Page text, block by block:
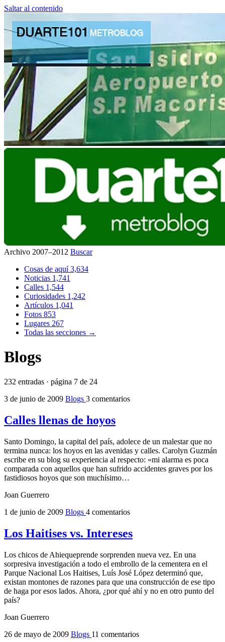
Saltar al contenido
Archivo 2007–2012 Buscar
Cosas de aquí3,634
Noticias 1,741
Calles 1,544
Curiosidades 1,242
Artículos 1,041
Fotos 853
Lugares 267
Todas las secciones →
Blogs
232 entradas · página 7 de 24
3 de junio de 2009 Blogs 3 comentarios
Calles llenas de hoyos
Santo Domingo, la capital del país, adolece de un malestar que no
termina nunca: los hoyos en las avenidas y calles. Carolyn Guzmán
escribe en su blog su experiencia al respecto: «mi alarma es poca
comparada con aquellos que han sufrido accidentes graves por los
fastidiosos hoyos que son muchísimo…
Joan Guerrero
1 de junio de 2009 Blogs 4 comentarios
Los Haitises vs. Intereses
Los chicos de Ahiequeprende sorprenden nueva vez. En una
sorpresiva investigación a todo el embrollo de la cementera en el
Parque Nacional Los Haitises, Luís José López determinó que,
existan montones de razones para que una construcción de ese tipo
de haga por esos lados. Ahora, ¿por qué ahí y no en otro punto del
país?
Joan Guerrero
26 de mayo de 2009 Blogs 11 comentarios